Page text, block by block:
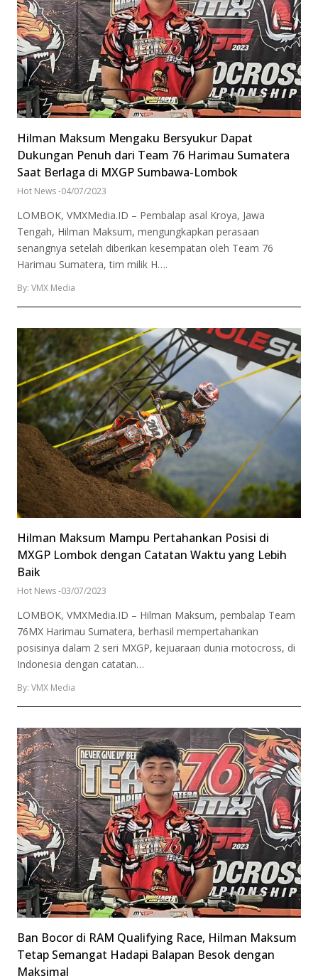
Hilman Maksum Mengaku Bersyukur Dapat
Dukungan Penuh dari Team 76 Harimau Sumatera
Saat Berlaga di MXGP Sumbawa-Lombok
Hot News-04/07/2023
LOMBOK, VMXMedia.ID – Pembalap asal Kroya, Jawa
Tengah, Hilman Maksum, mengungkapkan perasaan
senangnya setelah diberikan kesempatan oleh Team 76
Harimau Sumatera, tim milik H….
By: VMX Media
Hilman Maksum Mampu Pertahankan Posisi di
MXGP Lombok dengan Catatan Waktu yang Lebih
Baik
Hot News-03/07/2023
LOMBOK, VMXMedia.ID – Hilman Maksum, pembalap Team
76MX Harimau Sumatera, berhasil mempertahankan
posisinya dalam 2 seri MXGP, kejuaraan dunia motocross, di
Indonesia dengan catatan…
By: VMX Media
Ban Bocor di RAM Qualifying Race, Hilman Maksum
Tetap Semangat Hadapi Balapan Besok dengan
Maksimal